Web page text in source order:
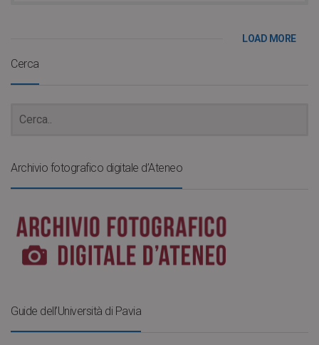
LOAD MORE
Cerca
Archivio fotografico digitale d’Ateneo
Guide dell’Università di Pavia